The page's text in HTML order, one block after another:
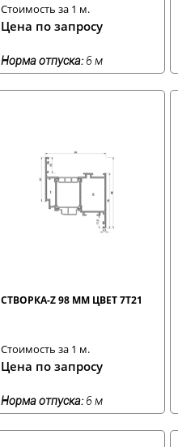
Стоимость за 1 м.
Цена по запросу
Норма отпуска:6 м
СТВОРКА-Z 98 ММ ЦВЕТ 7T21
Стоимость за 1 м.
Цена по запросу
Норма отпуска:6 м